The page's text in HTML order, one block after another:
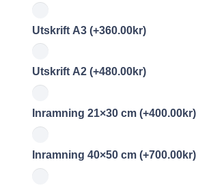
Utskrift A3 (+360.00kr)
Utskrift A2 (+480.00kr)
Inramning 21×30 cm (+400.00kr)
Inramning 40×50 cm (+700.00kr)